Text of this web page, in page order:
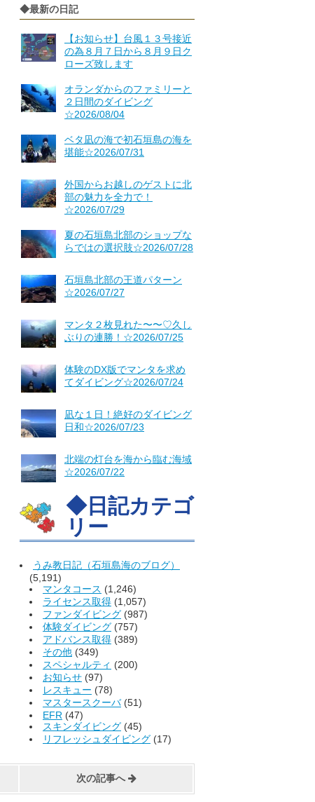
◆最新の日記
【お知らせ】台風１３号接近
の為８月７日から８月９日ク
ローズ致します
オランダからのファミリーと
２日間のダイビング
☆2026/08/04
ベタ凪の海で初石垣島の海を
堪能☆2026/07/31
外国からお越しのゲストに北
部の魅力を全力で！
☆2026/07/29
夏の石垣島北部のショップな
らではの選択肢☆2026/07/28
石垣島北部の王道パターン
☆2026/07/27
マンタ２枚見れた〜〜♡久し
ぶりの連勝！☆2026/07/25
体験のDX版でマンタを求め
てダイビング☆2026/07/24
凪な１日！絶好のダイビング
日和☆2026/07/23
北端の灯台を海から臨む海域
☆2026/07/22
◆日記カテゴ
リー
うみ教日記（石垣島海のブログ）
(5,191)
マンタコース (1,246)
ライセンス取得 (1,057)
ファンダイビング (987)
体験ダイビング (757)
アドバンス取得 (389)
その他 (349)
スペシャルティ (200)
お知らせ (97)
レスキュー (78)
マスタースクーバ(51)
EFR (47)
スキンダイビング (45)
リフレッシュダイビング (17)
次の記事へ